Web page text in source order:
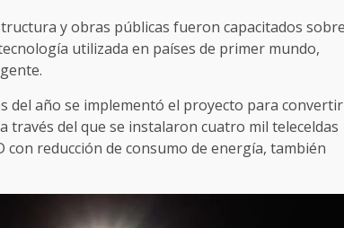
y obras públicas fueron capacitados
utilizada en países de primer mundo,
del año se implementó el proyecto para convertir
través del que se instalaron cuatro mil teleceldas
con reducción de consumo de energía, también